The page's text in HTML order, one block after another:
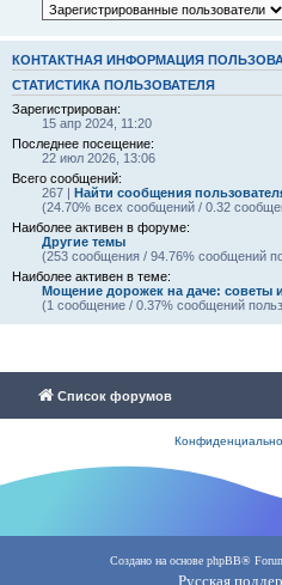
КОНТАКТНАЯ ИНФОРМАЦИЯ
СТАТИСТИКА ПОЛЬЗОВАТЕЛЯ
Зарегистрирован:
15 апр 2024, 11:20
Последнее посещение:
22 июл 2026, 13:06
Всего сообщений:
267 | Найти сообщения
(24.70% всех сообщений / 0.32
Наиболее активен в форуме:
Другие темы
(253 сообщения / 94.76% сообщений
Наиболее активен в теме:
Мощение дорожек на даче: советы
(1 сообщение / 0.37% сообщений
Список форумов
Создано на основе phpBB®
Русская